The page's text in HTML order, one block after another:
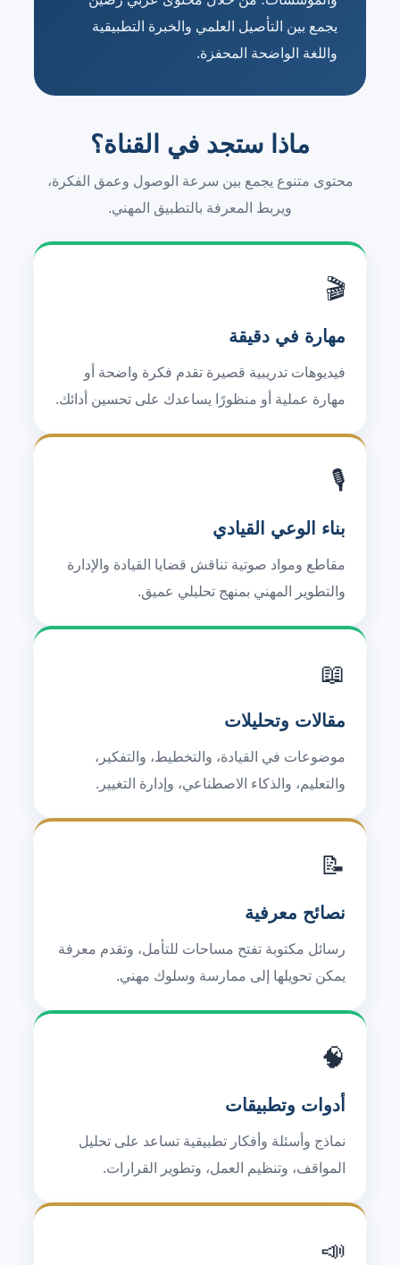
يجمع بين التأصيل العلمي والخبرة التطبيقية
واللغة الواضحة المحفزة.
ماذا ستجد في القناة؟
محتوى متنوع يجمع بين سرعة الوصول وعمق الفكرة،
ويربط المعرفة بالتطبيق المهني.
🎬
مهارة في دقيقة
فيديوهات تدريبية قصيرة تقدم فكرة واضحة أو
مهارة عملية أو منظورًا يساعدك على تحسين أدائك.
🎙️
بناء الوعي القيادي
مقاطع ومواد صوتية تناقش قضايا القيادة والإدارة
والتطوير المهني بمنهج تحليلي عميق.
📖
مقالات وتحليلات
موضوعات في القيادة، والتخطيط، والتفكير،
والتعليم، والذكاء الاصطناعي، وإدارة التغيير.
📝
نصائح معرفية
رسائل مكتوبة تفتح مساحات للتأمل، وتقدم معرفة
يمكن تحويلها إلى ممارسة وسلوك مهني.
🧠
أدوات وتطبيقات
نماذج وأسئلة وأفكار تطبيقية تساعد على تحليل
المواقف، وتنظيم العمل، وتطوير القرارات.
📣